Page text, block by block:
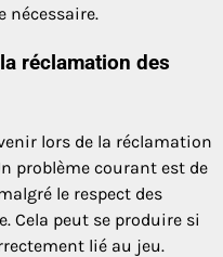
nécessaire.
réclamation des
lors de la réclamation
problème courant est de
le respect des
Cela peut se produire si
lié au jeu.